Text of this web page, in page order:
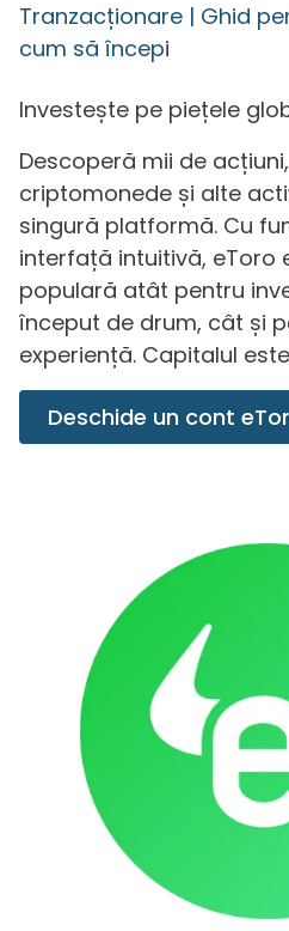
Tranzacționare | Ghid
cum să începi
Investește pe piețele
Descoperă mii de acțiuni,
criptomonede și alte
singură platformă. Cu
interfață intuitivă, eToro
populară atât pentru
început de drum, cât și
experiență. Capitalul
Deschide un cont